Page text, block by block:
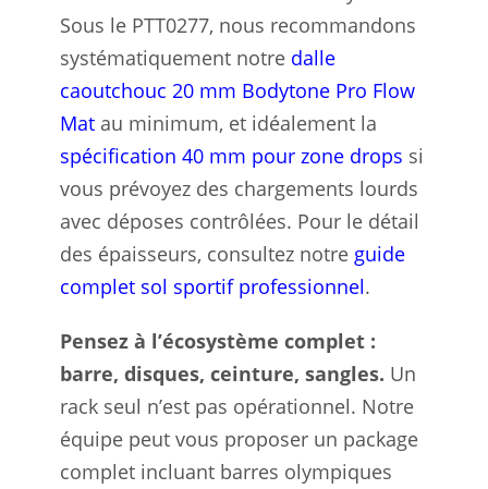
Sous le PTT0277, nous recommandons
systématiquement notre dalle
caoutchouc 20 mm Bodytone Pro Flow
Mat au minimum, et idéalement la
spécification 40 mm pour zone drops si
vous prévoyez des chargements lourds
avec déposes contrôlées. Pour le détail
des épaisseurs, consultez notre guide
complet sol sportif professionnel.
Pensez à l’écosystème complet :
barre, disques, ceinture, sangles. Un
rack seul n’est pas opérationnel. Notre
équipe peut vous proposer un package
complet incluant barres olympiques